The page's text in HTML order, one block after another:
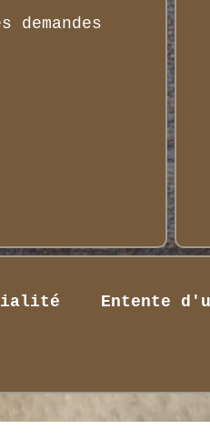
Entente